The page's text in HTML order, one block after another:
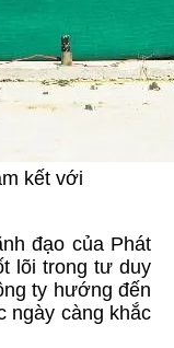
kết với
đạo của Phát
lõi trong tư duy
ty hướng đến
ngày càng khắc